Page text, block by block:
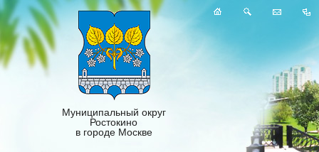
Муниципальный округ
Ростокино
в городе Москве